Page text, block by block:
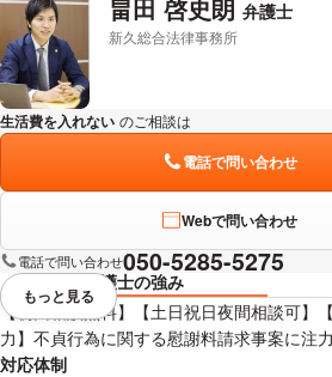
沼倉 悠 弁護士の詳細情
畠田 啓史朗 弁護士
新久総合法律事務所
生活費を入れない のご相談は
電話で問い合わせ
Webで問い合わせ
電話で問い合わせ050-5285-5275
弁護士の強み
【初回相談無料】【土日祝日夜間相談可】
力】不貞行為に関する慰謝料請求事案に注力
対応体制
視覚的に省略されている要素を
もっと見る